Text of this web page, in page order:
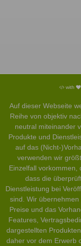
with
Auf dieser Webseite
Reihe von objektiv
neutral miteinander
Produkte und
auf das (Nicht-
verwenden wir
Einzelfall
dass die
Dienstleistung bei
sind. Wir
Preise und das
Features,
dargestellten
daher vor dem Erwerb